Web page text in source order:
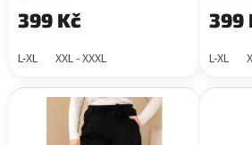
399 Kč
L-XL XXL - XXXL
399
L-XL